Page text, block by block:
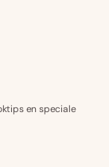
en speciale